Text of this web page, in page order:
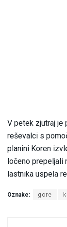
V petek zjutraj je
reševalci s
planini Koren
ločeno prepeljali
lastnika uspela
Oznake: gore